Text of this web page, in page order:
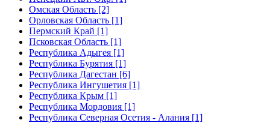
Омская Область [2]
Орловская Область [1]
Пермский Край [1]
Псковская Область [1]
Республика Адыгея [1]
Республика Бурятия [1]
Республика Дагестан [6]
Республика Ингушетия [1]
Республика Крым [1]
Республика Мордовия [1]
Республика Северная Осетия - Алания [1]